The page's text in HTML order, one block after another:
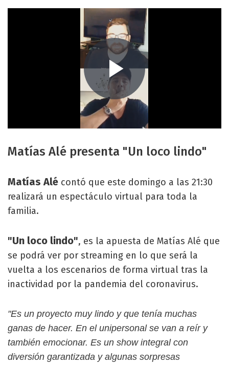
Matías Alé presenta "Un loco lindo"
Matías Alé contó que este domingo a las 21:30
realizará un espectáculo virtual para toda la
familia.
"Un loco lindo", es la apuesta de Matías Alé que
se podrá ver por streaming en lo que será la
vuelta a los escenarios de forma virtual tras la
inactividad por la pandemia del coronavirus.
"Es un proyecto muy lindo y que tenía muchas
ganas de hacer. En el unipersonal se van a reír y
también emocionar. Es un show integral con
diversión garantizada y algunas sorpresas